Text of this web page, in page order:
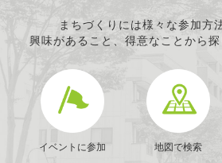
まちづくりには様々な参加方
興味があること、得意なことから探
イベントに参加 地図で検索